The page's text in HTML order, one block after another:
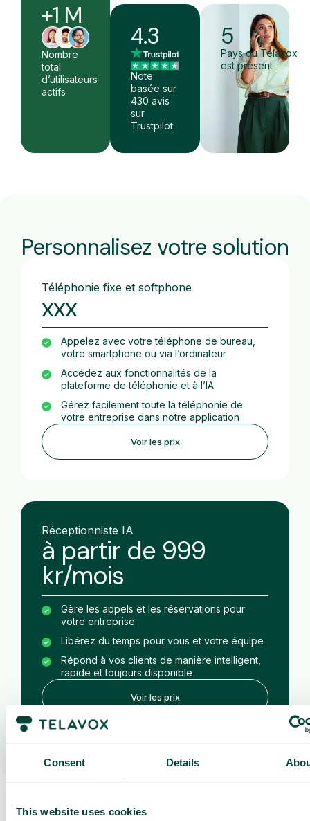
Consent Details
This website uses cookies
+1 M
Nombre
total
d’utilisateurs
actifs
4.3
Note
basée sur
430 avis
sur
Trustpilot
5
Pays où Telavox
est présent
Personnalisez votre solution
Téléphonie fixe et softphone
xxx
Appelez avec votre téléphone de bureau,
votre smartphone ou via l’ordinateur
Accédez aux fonctionnalités de la
plateforme de téléphonie et à l’IA
Gérez facilement toute la téléphonie de
votre entreprise dans notre application
Voir les prix
Réceptionniste IA
à partir de 999
kr/mois
Gère les appels et les réservations pour
votre entreprise
Libérez du temps pour vous et votre équipe
Répond à vos clients de manière intelligent,
rapide et toujours disponible
Voir les prix